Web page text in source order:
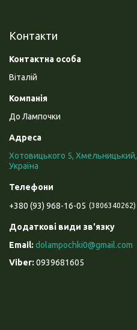
Контакти
Віталій
До Лампочки
Хотовицького 5, Хмельницький,
Україна
+380 (93) 968-16-05 3806340262
dolampochki0@gmail.com
0939681605